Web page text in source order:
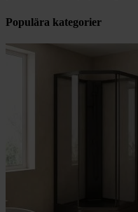
Populära kategorier